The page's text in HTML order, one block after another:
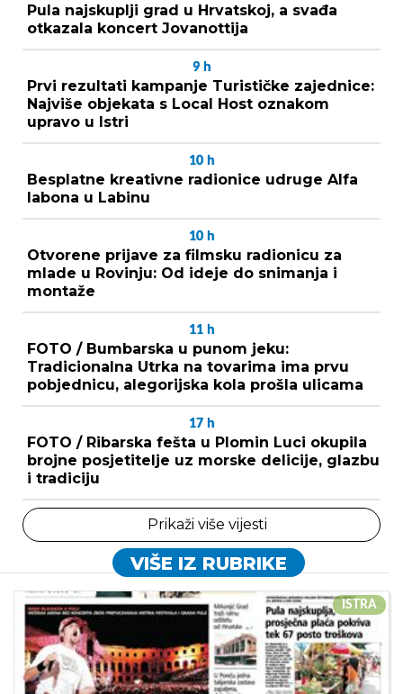
Pula najskuplji grad u Hrvatskoj, a svađa
otkazala koncert Jovanottija
9 h
Prvi rezultati kampanje Turističke zajednice:
Najviše objekata s Local Host oznakom
upravo u Istri
10 h
Besplatne kreativne radionice udruge Alfa
labona u Labinu
10 h
Otvorene prijave za filmsku radionicu za
mlade u Rovinju: Od ideje do snimanja i
montaže
11 h
FOTO / Bumbarska u punom jeku:
Tradicionalna Utrka na tovarima ima prvu
pobjednicu, alegorijska kola prošla ulicama
17 h
FOTO / Ribarska fešta u Plomin Luci okupila
brojne posjetitelje uz morske delicije, glazbu
i tradiciju
Prikaži više vijesti
VIŠE IZ RUBRIKE
ISTRA